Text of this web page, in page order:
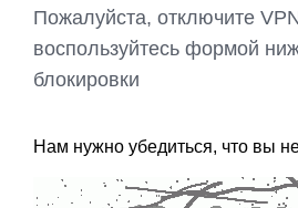
Пожалуйста, отключите
воспользуйтесь формой
блокировки
Нам нужно убедиться, что вы